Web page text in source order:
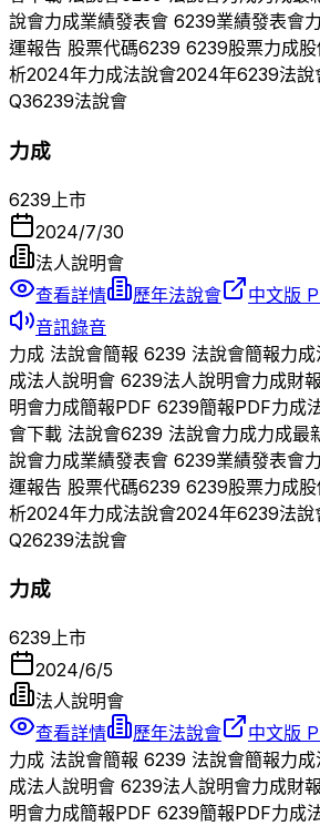
說會力成業績發表會 6239業績發表會
運報告 股票代碼6239 6239股票力成
析2024年力成法說會2024年6239法說
Q36239法說會
力成
6239 上市
2024/7/30
法人說明會
查看詳情
歷年法說會 中文版
音訊錄音
力成 法說會簡報 6239 法說會簡報力成
成法人說明會 6239法人說明會力成財
明會力成簡報PDF 6239簡報PDF力成
會下載 法說會6239 法說會力成力成最
說會力成業績發表會 6239業績發表會
運報告 股票代碼6239 6239股票力成
析2024年力成法說會2024年6239法說
Q26239法說會
力成
6239上市
2024/6/5
法人說明會
查看詳情
歷年法說會 中文版
力成 法說會簡報 6239 法說會簡報力成
成法人說明會 6239法人說明會力成財
明會力成簡報PDF 6239簡報PDF力成